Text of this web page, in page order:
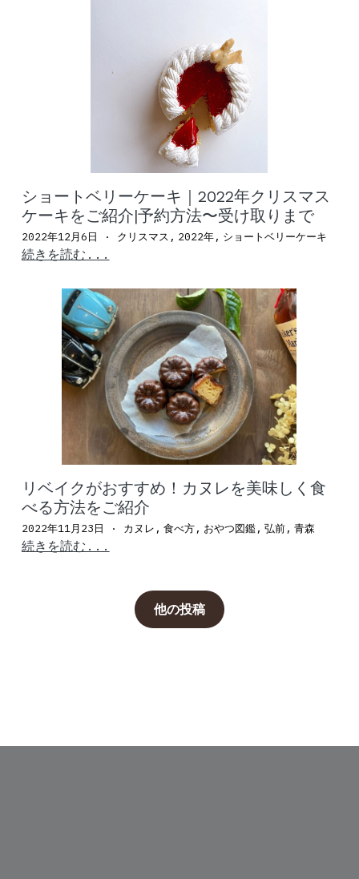
ショートベリーケーキ｜2022年クリスマス
ケーキをご紹介|予約方法〜受け取りまで
2022年12月6日 · クリスマス, 2022年, ショートベリーケーキ
続きを読む...
リベイクがおすすめ！カヌレを美味しく食
べる方法をご紹介
2022年11月23日 · カヌレ, 食べ方, おやつ図鑑, 弘前, 青森
続きを読む...
他の投稿